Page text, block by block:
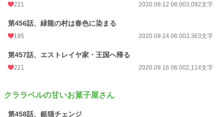
221 2020.09.12 06:003,092文字
第456話、緑龍の村は春色に染まる
195 2020.09.14 06:003,363文字
第457話、エストレイヤ家・王国へ帰る
221 2020.09.16 06:002,114文字
クララベルの甘いお菓子屋さん
第458話、銀猫チェンジ